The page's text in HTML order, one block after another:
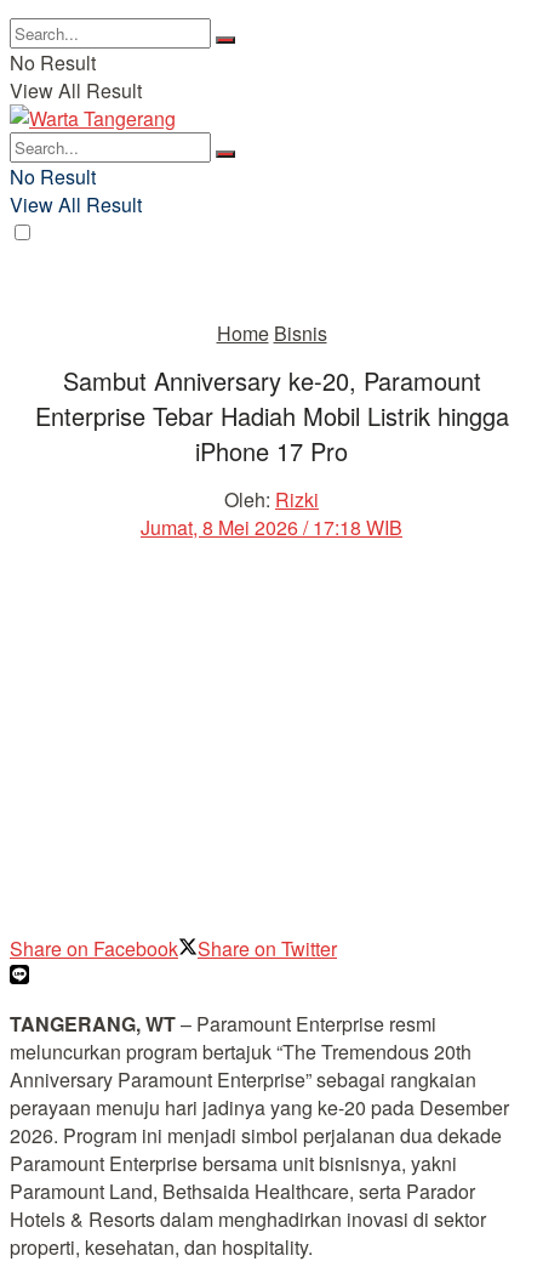
No Result
View All Result
No Result
View All Result
Home Bisnis
Sambut Anniversary ke-20, Paramount
Enterprise Tebar Hadiah Mobil Listrik hingga
iPhone 17 Pro
Oleh: Rizki
Jumat, 8 Mei 2026 / 17:18 WIB
Share on Facebook Share on Twitter
TANGERANG, WT– Paramount Enterprise resmi
meluncurkan program bertajuk “The Tremendous 20th
Anniversary Paramount Enterprise” sebagai rangkaian
perayaan menuju hari jadinya yang ke-20 pada Desember
2026. Program ini menjadi simbol perjalanan dua dekade
Paramount Enterprise bersama unit bisnisnya, yakni
Paramount Land, Bethsaida Healthcare, serta Parador
Hotels & Resorts dalam menghadirkan inovasi di sektor
properti, kesehatan, dan hospitality.